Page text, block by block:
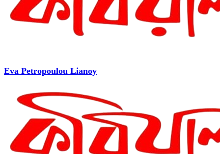
Eva Petropoulou Lianoy